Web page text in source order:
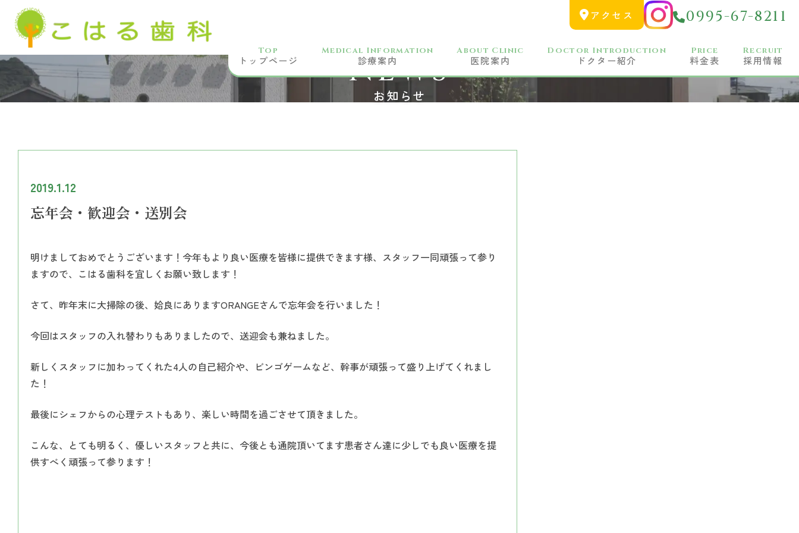
アクセス 0995-67-8211
Top
トップページ
Medical Information
診療案内
訪問歯科
CAD/CAM治療
入れ歯（義歯）
About Clinic
医院案内
Doctor Introduction
ドクター紹介
Price
料金表
Recruit
採用情報
お知らせ
NEWS
2019.1.12
忘年会・歓迎会・送別会
明けましておめでとうございます！今年もより良い医療を皆様に提供できます様、スタッフ一同頑張って参り
ますので、こはる歯科を宜しくお願い致します！
さて、昨年末に大掃除の後、姶良にありますORANGEさんで忘年会を行いました！
今回はスタッフの入れ替わりもありましたので、送迎会も兼ねました。
新しくスタッフに加わってくれた4人の自己紹介や、ビンゴゲームなど、幹事が頑張って盛り上げてくれまし
た！
最後にシェフからの心理テストもあり、楽しい時間を過ごさせて頂きました。
こんな、とても明るく、優しいスタッフと共に、今後とも通院頂いてます患者さん達に少しでも良い医療を提
供すべく頑張って参ります！